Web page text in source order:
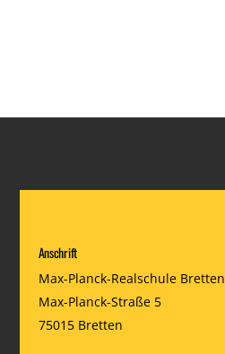
Anschrift
Max-Planck-Realschule Bretten
Max-Planck-Straße 5
75015 Bretten